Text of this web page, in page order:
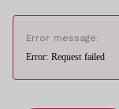
Error message:
Error: Request failed